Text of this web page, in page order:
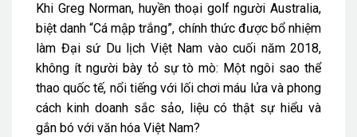
Khi Greg Norman, huyền thoại golf người Australia,
biệt danh “Cá mập trắng”, chính thức được bổ nhiệm
làm Đại sứ Du lịch Việt Nam vào cuối năm 2018,
không ít người bày tỏ sự tò mò: Một ngôi sao thể
thao quốc tế, nổi tiếng với lối chơi máu lửa và phong
cách kinh doanh sắc sảo, liệu có thật sự hiểu và
gắn bó với văn hóa Việt Nam?